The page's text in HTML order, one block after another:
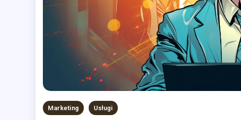
Marketing Usługi